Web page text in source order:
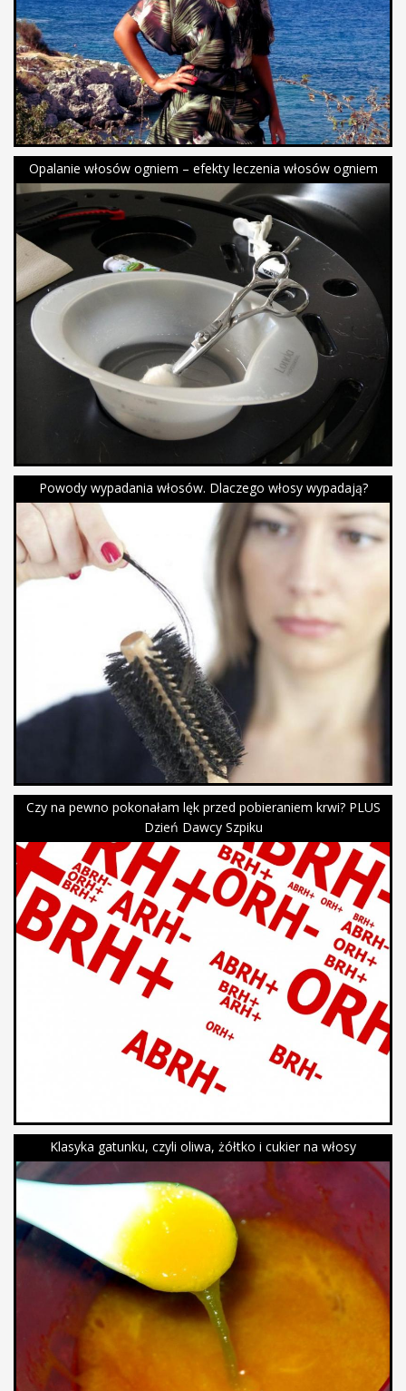
Opalanie włosów ogniem – efekty leczenia włosów ogniem
Powody wypadania włosów. Dlaczego włosy wypadają?
Czy na pewno pokonałam lęk przed pobieraniem krwi? PLUS
Dzień Dawcy Szpiku
Klasyka gatunku, czyli oliwa, żółtko i cukier na włosy